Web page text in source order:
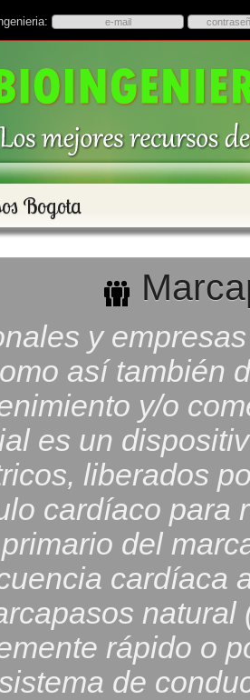
Bogota
y
así también
y/o
es un
liberados
cardíaco para
del
cardíaca
natural
rápido o
de